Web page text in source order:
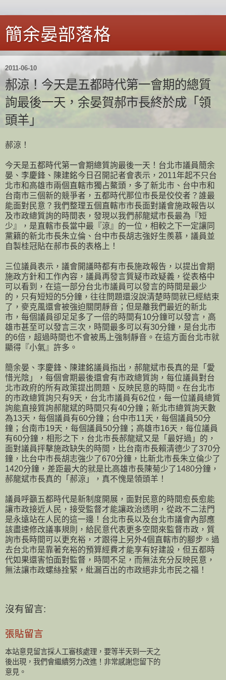
簡余晏部落格
2011-06-10
郝涼！今天是五都時代第一會期的總質
詢最後一天，余晏賀郝市長終於成「領
頭羊」
郝涼！
今天是五都時代第一會期總質詢最後一天！台北市議員簡余
晏、李慶鋒、陳建銘今日召開記者會表示，2011年起不只台
北市和高雄市兩個直轄市獨占鰲頭，多了新北市、台中市和
台南市三個新的競爭者，五都時代那位市長是佼佼者？誰最
能面對民意？我們整理五個直轄市市長面對議會施政報告以
及市政總質詢的時間表，發現以我們郝龍斌市長最為『短
少』，是直轄市長當中最『涼』的一位，相較之下一定讓同
黨籍的新北市長朱立倫、台中市長胡志強好生羨慕，議員並
自製桂冠貼在郝市長的表格上！
三位議員表示，議會開議時都有市長施政報告，以提出會期
施政方針和工作內容，議員再發言質疑市政疑義，從表格中
可以看到，在這一部分台北市議員可以發言的時間是最少
的，只有短短的5分鐘，往往問題還沒說清楚時間就已經結束
了，麥克風還會被強迫關閉靜音；但是離我們最近的新北
市，每個議員卻足足多了一倍的時間有10分鐘可以發言，高
雄市甚至可以發言三次，時間最多可以有30分鐘，是台北市
的6倍，超過時間也不會被馬上強制靜音。在這方面台北市就
顯得『小氣』許多。
簡余晏、李慶鋒、陳建銘議員指出，郝龍斌市長真的是「愛
惜光陰」，每個會期最後還會有市政總質詢，每位議員對台
北市政府的所有政策提出問題、反映民意的時間。在台北市
的市政總質詢只有9天，台北市議員有62位，每一位議員總質
詢能直接質詢郝龍斌的時間只有40分鐘；新北市總質詢天數
為13天，每個議員有60分鐘；台中市11天，每個議員50分
鐘；台南市19天，每個議員50分鐘；高雄市16天，每位議員
有60分鐘，相形之下，台北市長郝龍斌又是「最好過」的，
面對議員抨擊施政缺失的時間，比台南市長賴清德少了370分
鐘，比台中市長胡志強少了670分鐘，比新北市長朱立倫少了
1420分鐘，差距最大的就是比高雄市長陳菊少了1480分鐘，
郝龍斌市長真的「郝涼」，真不愧是領頭羊！
議員呼籲五都時代是新制度開展，面對民意的時間愈長愈能
讓市政接近人民，接受監督才能讓政治透明，從政不二法門
是永遠站在人民的這一邊！台北市長以及台北市議會內部應
該盡速修改議事規則，給民意代表更多空間來監督市政，質
詢市長時間可以更充裕，才跟得上另外4個直轄市的腳步。過
去台北市是靠著充裕的預算經費才能享有好建設，但五都時
代如果還害怕面對監督，時間不足，而無法充分反映民意，
無法讓市政螺絲拴緊，紕漏百出的市政絕非北市民之福！
沒有留言:
張貼留言
本站意見留言採人工審核處理，要等半天到一天之
後出現，我們會繼續努力改進！非常感謝您留下的
意見。